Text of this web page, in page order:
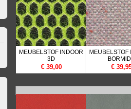
MEUBELSTOF INDOOR
3D
€ 39,00
MEUBELSTOF
€